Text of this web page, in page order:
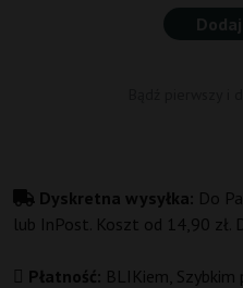
Dyskretna wysyłka: Do
lub InPost. Koszt od 14,90 zł.
Płatność: BLIKiem, Szybkim